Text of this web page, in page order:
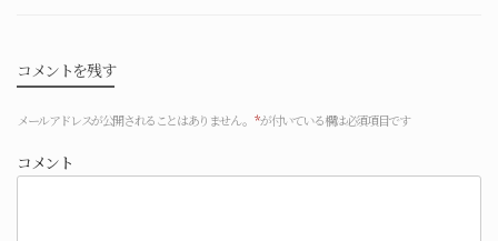
コメントを残す
メールアドレスが公開されることはありません。 *が付いている欄は必須項目です
コメント